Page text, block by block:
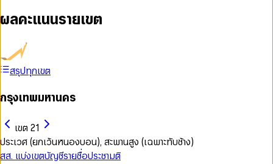
ผลคะแนนรายเขต
สรุปทุกเขต
กรุงเทพมหานคร
เขต 21
ประเวศ (ยกเว้นหนองบอน), สะพานสูง (เฉพาะทับช้าง)
สส. แบ่งเขตบัญชีรายชื่อประชามติ